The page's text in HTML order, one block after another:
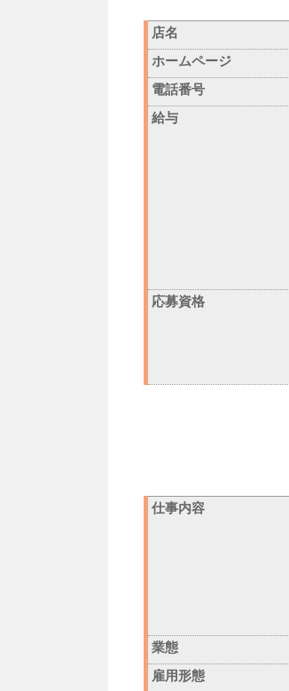
店名
ホームページ
電話番号
給与
応募資格
仕事内容
業態
雇用形態